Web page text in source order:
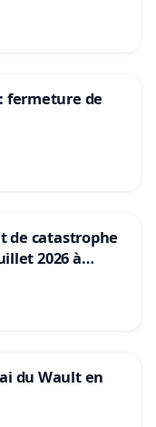
fermeture de
de catastrophe
2026 à
du Wault en